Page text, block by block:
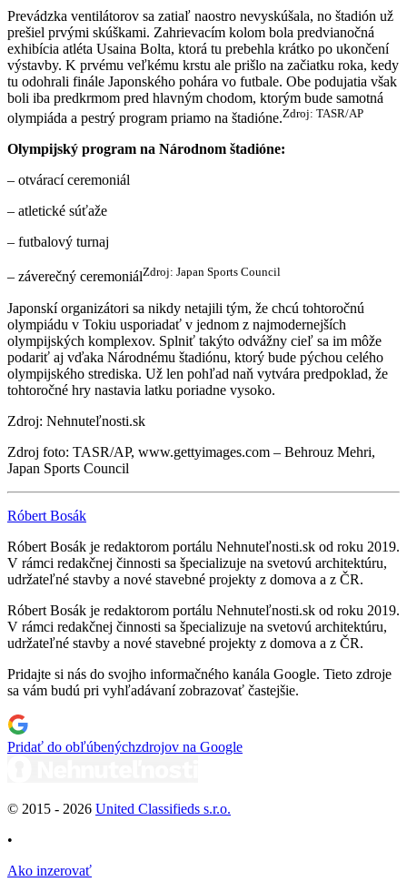
Prevádzka ventilátorov sa zatiaľ naostro nevyskúšala, no štadión už
prešiel prvými skúškami. Zahrievacím kolom bola predvianočná
exhibícia atléta Usaina Bolta, ktorá tu prebehla krátko po ukončení
výstavby. K prvému veľkému krstu ale prišlo na začiatku roka, kedy
tu odohrali finále Japonského pohára vo futbale. Obe podujatia však
boli iba predkrmom pred hlavným chodom, ktorým bude samotná
olympiáda a pestrý program priamo na štadióne.Zdroj: TASR/AP
Olympijský program na Národnom štadióne:
– otvárací ceremoniál
– atletické súťaže
– futbalový turnaj
– záverečný ceremoniálZdroj: Japan Sports Council
Japonskí organizátori sa nikdy netajili tým, že chcú tohtoročnú
olympiádu v Tokiu usporiadať v jednom z najmodernejších
olympijských komplexov. Splniť takýto odvážny cieľ sa im môže
podariť aj vďaka Národnému štadiónu, ktorý bude pýchou celého
olympijského strediska. Už len pohľad naň vytvára predpoklad, že
tohtoročné hry nastavia latku poriadne vysoko.
Zdroj: Nehnuteľnosti.sk
Zdroj foto: TASR/AP, www.gettyimages.com – Behrouz Mehri,
Japan Sports Council
Róbert Bosák
Róbert Bosák je redaktorom portálu Nehnuteľnosti.sk od roku 2019.
V rámci redakčnej činnosti sa špecializuje na svetovú architektúru,
udržateľné stavby a nové stavebné projekty z domova a z ČR.
Róbert Bosák je redaktorom portálu Nehnuteľnosti.sk od roku 2019.
V rámci redakčnej činnosti sa špecializuje na svetovú architektúru,
udržateľné stavby a nové stavebné projekty z domova a z ČR.
Pridajte si nás do svojho informačného kanála Google. Tieto zdroje
sa vám budú pri vyhľadávaní zobrazovať častejšie.
Pridať do obľúbenýchzdrojov na Google
© 2015 - 2026 United Classifieds s.r.o.
•
Ako inzerovať